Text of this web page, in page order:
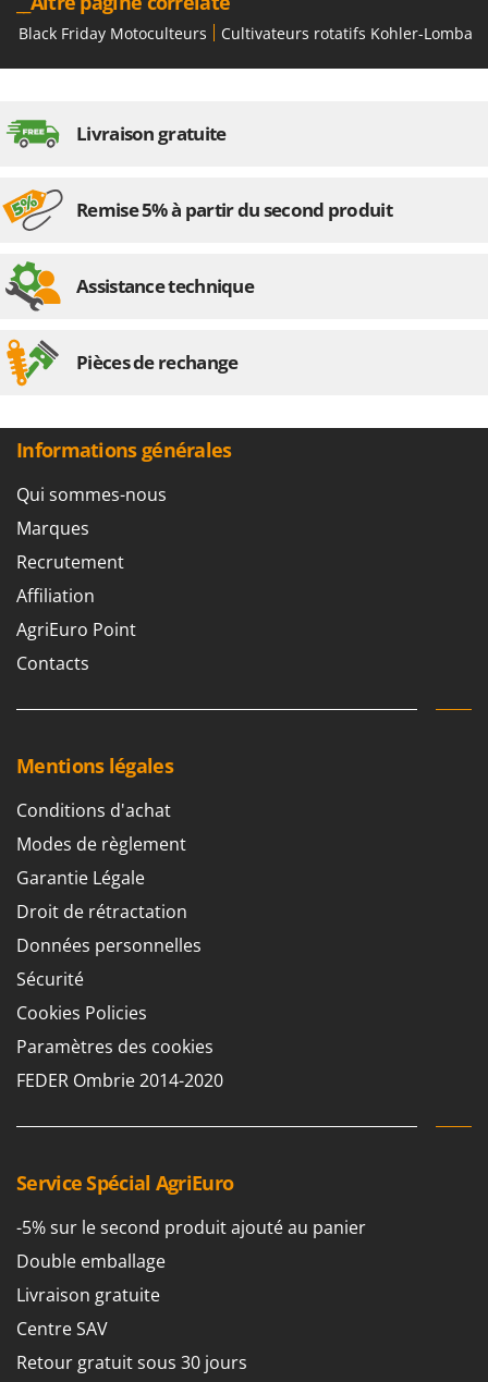
Black Friday Motoculteurs Cultivateurs rotatifs Kohler-
Livraison gratuite
Remise 5% à partir du second produit
Assistance technique
Pièces de rechange
Informations générales
Qui sommes-nous
Marques
Recrutement
Affiliation
AgriEuro Point
Contacts
Mentions légales
Conditions d'achat
Modes de règlement
Garantie Légale
Droit de rétractation
Données personnelles
Sécurité
Cookies Policies
Paramètres des cookies
FEDER Ombrie 2014-2020
Service Spécial AgriEuro
-5% sur le second produit ajouté au panier
Double emballage
Livraison gratuite
Centre SAV
Retour gratuit sous 30 jours